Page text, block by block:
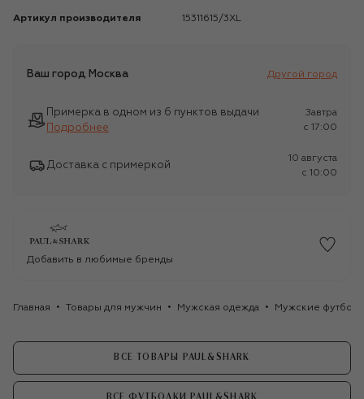
Артикул производителя 15311615/3XL
Ваш город Москва Другой город
Примерка в одном из 6 пунктов выдачи
Подробнее
Завтра
c 17:00
Доставка с примеркой
10 августа
c 10:00
Добавить в любимые бренды
Главная Товары для мужчин Мужская одежда Мужские
ВСЕ ТОВАРЫ PAUL&SHARK
ВСЕ ФУТБОЛКИ PAUL&SHARK